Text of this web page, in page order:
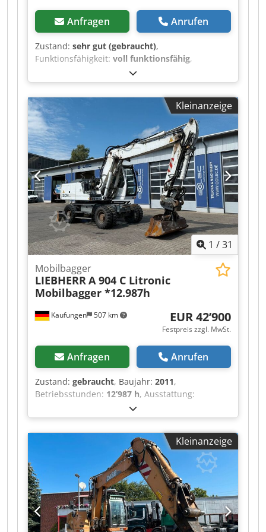
Anfragen Anrufen
Zustand: sehr gut (gebraucht),
Funktionsfähigkeit: voll funktionsfähig,
, Betriebsgewicht:
Baujahr:2020, Betriebsstunden:2’434 h,
Ausstattung:Gummiketten, * 2.434 Stunden *
Motor: Cat C1.7 * Motorleistung 24,8 kW *
Emissionsstufe: EU Stufe V * Einsatzgewicht:
3.580 kg * Abmessungen (Transportlänge: 4.800
- Transportbreite: 1.780 mm - Transporthöhe:
2.480 mm) Cjdpszrthvjfx Alioha * Kurzheck (ECR
– Extended Compact Radius) * Proportionale
Zusatzhydraulik * Schnellwechsler
Kleinanzeige
1 /31
Kaufungen 507 km
Mobilbagger
LIEBHERRA 904 C Litronic
Mobilbagger *12.987h
EUR 42’900
Festpreis zzgl. MwSt.
Anfragen Anrufen
Zustand: gebraucht, Baujahr: 2011,
Betriebsstunden: 12’987 h, Ausstattung:
, Interne Fahrzeugnr.: MK300045
Ab sofort verfügbar auf unserem Hof in
Kaufungen. Mehr INFO unter: ? Luis Lucena ?
Viktoria Sologubova Deutsch Liebherr A 904 C
Litronic Mobilbagger | 20 t | 12.987
Betriebsstunden Zum Verkauf steht ein
gebrauchter Liebherr A 904 C Litronic
Mobilbagger aus dem Baujahr 2011. Die
Maschine verfügt über Allradantrieb und eine
Schnellwechseleinrichtung. Mit einem Gewicht
Kleinanzeige